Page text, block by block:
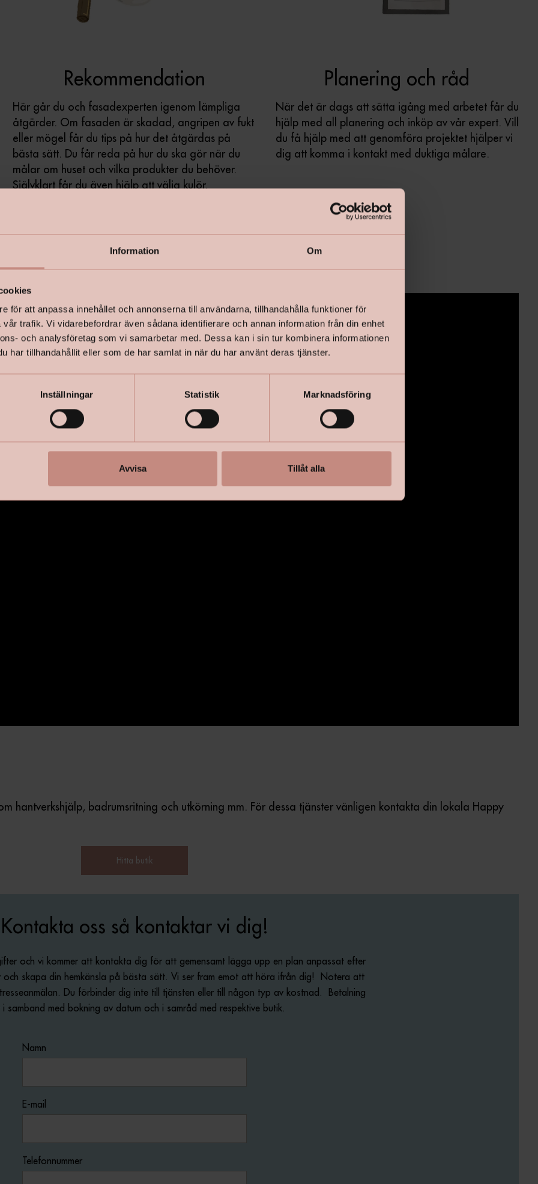
Information Om
för att anpassa innehållet och annonserna till användarna, tillhandahålla funktioner för
trafik. Vi vidarebefordrar även sådana identifierare och annan information från din enhet
och analysföretag som vi samarbetar med. Dessa kan i sin tur kombinera informationen
har tillhandahållit eller som de har samlat in när du har använt deras tjänster.
Inställningar Statistik Marknadsföring
Avvisa Tillåt alla
Rekommendation
Här går du och fasadexperten igenom lämpliga
åtgärder. Om fasaden är skadad, angripen av fukt
eller mögel får du tips på hur det åtgärdas på
bästa sätt. Du får reda på hur du ska gör när du
målar om huset och vilka produkter du behöver.
Självklart får du även hjälp att välja kulör.
Planering och råd
När det är dags att sätta igång med arbetet får du
hjälp med all planering och inköp av vår expert. Vill
du få hjälp med att genomföra projektet hjälper vi
dig att komma i kontakt med duktiga målare.
hantverkshjälp, badrumsritning och utkörning mm. För dessa tjänster vänligen kontakta din lokala Happy
Hitta butik
Kontakta oss så kontaktar vi dig!
och vi kommer att kontakta dig för att gemensamt lägga upp en plan anpassat efter
och skapa din hemkänsla på bästa sätt. Vi ser fram emot att höra ifrån dig!  Notera att
Du förbinder dig inte till tjänsten eller till någon typ av kostnad.  Betalning
i samband med bokning av datum och i samråd med respektive butik.
Namn
E-mail
Telefonnummer